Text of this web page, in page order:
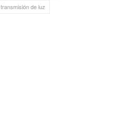
transmisión de luz